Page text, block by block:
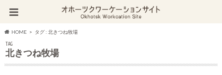
HOME タグ : 北きつね牧場
TAG
北きつね牧場